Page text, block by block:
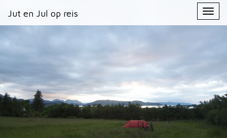
Jut en Jul op reis
Primary
Menu
Jut en Jul op reis